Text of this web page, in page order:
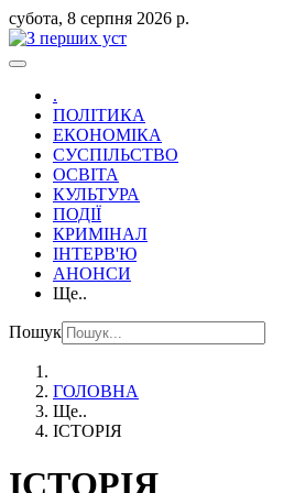
субота, 8 серпня 2026 р.
.
ПОЛІТИКА
ЕКОНОМІКА
СУСПІЛЬСТВО
ОСВІТА
КУЛЬТУРА
ПОДІЇ
КРИМІНАЛ
ІНТЕРВ'Ю
АНОНСИ
Ще..
Пошук
ГОЛОВНА
Ще..
ІСТОРІЯ
ІСТОРІЯ